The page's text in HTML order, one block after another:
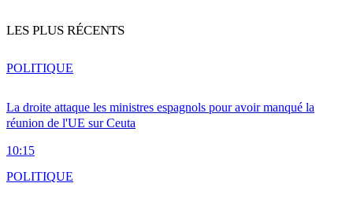
LES PLUS RÉCENTS
La droite attaque les ministres espagnols pour avoir manqué la
réunion de l'UE sur Ceuta
10:15
POLITIQUE
POLITIQUE